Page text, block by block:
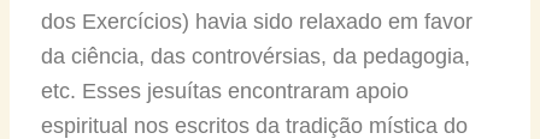
dos Exercícios) havia sido relaxado em favor
da ciência, das controvérsias, da pedagogia,
etc. Esses jesuítas encontraram apoio
espiritual nos escritos da tradição mística do